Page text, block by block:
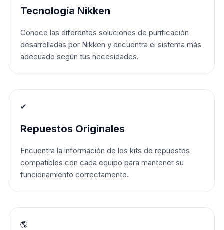
Tecnología Nikken
Conoce las diferentes soluciones de purificación
desarrolladas por Nikken y encuentra el sistema más
adecuado según tus necesidades.
✔
Repuestos Originales
Encuentra la información de los kits de repuestos
compatibles con cada equipo para mantener su
funcionamiento correctamente.
🌎